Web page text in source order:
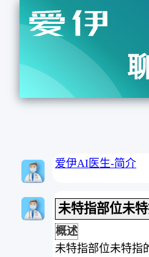
爱伊AI医生-简介
未特指部位未
概述
未特指部位未特指